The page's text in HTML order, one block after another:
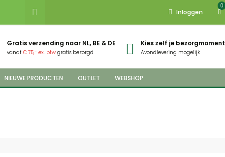
Inloggen
0
Gratis verzending naar NL, BE & DE
vanaf€ 75,- ex. btw gratis bezorgd
Kies zelf je bezorgmoment
Avondlevering mogelijk
NIEUWE PRODUCTEN OUTLET WEBSHOP